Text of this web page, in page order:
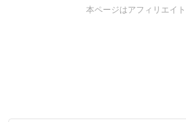
本ページはアフィリエイ